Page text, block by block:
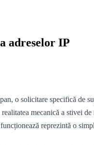
adreselor IP
o solicitare specifică
mecanică a
reprezintă o